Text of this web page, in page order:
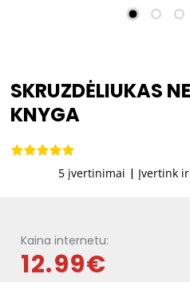
SKRUZDĖLIUKAS
KNYGA
5 įvertinimai | Įvertink
Kaina internetu:
12.99€